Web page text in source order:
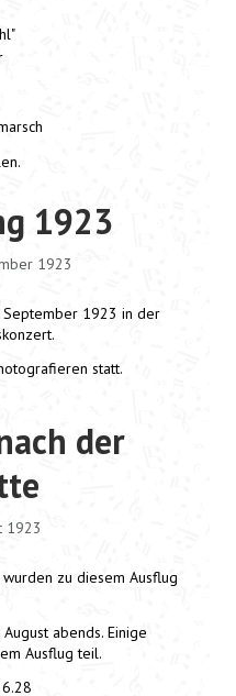
1923
1923
September 1923 in der
statt.
der
1923
zu diesem Ausflug
abends. Einige
Ausflug teil.